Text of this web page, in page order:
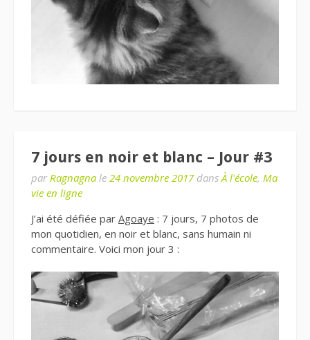
7 jours en noir et blanc – Jour #3
par Ragnagna le 24 novembre 2017dans À l'école, Ma
vie en ligne
J’ai été défiée par Agoaye : 7 jours, 7 photos de
mon quotidien, en noir et blanc, sans humain ni
commentaire. Voici mon jour 3 :